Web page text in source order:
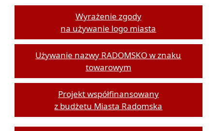
Wyrażenie zgody
na używanie logo miasta
Używanie nazwy RADOMSKO w znaku
towarowym
Projekt współfinansowany
z budżetu Miasta Radomska